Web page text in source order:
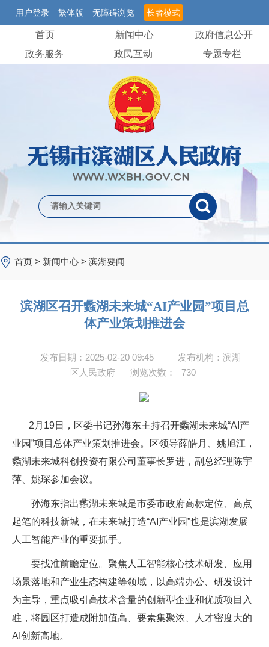
用户登录 繁体版 无障碍浏览 长者模式
首页 新闻中心
政府信息公开
政务服务
政民互动 专题专栏
首页 > 新闻中心 > 滨湖要闻
滨湖区召开蠡湖未来城“AI产业园”项目总
体产业策划推进会
发布日期：2025-02-20 09:45
发布机构：滨湖
区人民政府
浏览次数： 730
2月19日，区委书记孙海东主持召开蠡湖未来城“AI产
业园”项目总体产业策划推进会。区领导薛皓月、姚旭江，
蠡湖未来城科创投资有限公司董事长罗进，副总经理陈宇
萍、姚琛参加会议。
孙海东指出蠡湖未来城是市委市政府高标定位、高点
起笔的科技新城，在未来城打造“AI产业园”也是滨湖发展
人工智能产业的重要抓手。
要找准前瞻定位。聚焦人工智能核心技术研发、应用
场景落地和产业生态构建等领域，以高端办公、研发设计
为主导，重点吸引高技术含量的创新型企业和优质项目入
驻，将园区打造成附加值高、要素集聚浓、人才密度大的
AI创新高地。